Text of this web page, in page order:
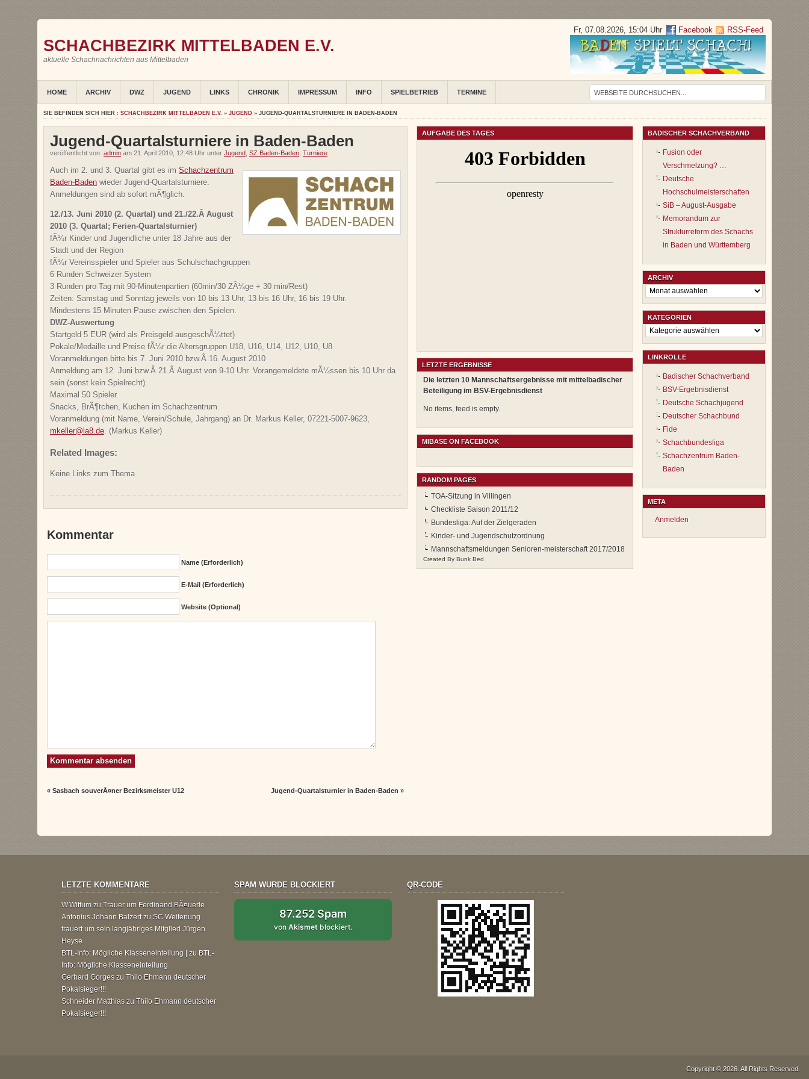
SCHACHBEZIRK MITTELBADEN E.V.
aktuelle Schachnachrichten aus Mittelbaden
Fr, 07.08.2026, 15:04 Uhr Facebook RSS-Feed
HOME ARCHIV DWZ JUGEND LINKS CHRONIK IMPRESSUM INFO SPIELBETRIEB TERMINE
SIE BEFINDEN SICH HIER : SCHACHBEZIRK MITTELBADEN E.V. » JUGEND » JUGEND-QUARTALSTURNIERE IN BADEN-BADEN
Jugend-Quartalsturniere in Baden-Baden
veröffentlicht von: admin am 21. April 2010, 12:48 Uhr unter Jugend, SZ Baden-Baden, Turniere
Auch im 2. und 3. Quartal gibt es im Schachzentrum
Baden-Baden wieder Jugend-Quartalsturniere.
Anmeldungen sind ab sofort mÃ¶glich.
12./13. Juni 2010 (2. Quartal) und 21./22.Â August
2010 (3. Quartal; Ferien-Quartalsturnier)
fÃ¼r Kinder und Jugendliche unter 18 Jahre aus der
Stadt und der Region
fÃ¼r Vereinsspieler und Spieler aus Schulschachgruppen
6 Runden Schweizer System
3 Runden pro Tag mit 90-Minutenpartien (60min/30 ZÃ¼ge + 30 min/Rest)
Zeiten: Samstag und Sonntag jeweils von 10 bis 13 Uhr, 13 bis 16 Uhr, 16 bis 19 Uhr.
Mindestens 15 Minuten Pause zwischen den Spielen.
DWZ-Auswertung
Startgeld 5 EUR (wird als Preisgeld ausgeschÃ¼ttet)
Pokale/Medaille und Preise fÃ¼r die Altersgruppen U18, U16, U14, U12, U10, U8
Voranmeldungen bitte bis 7. Juni 2010 bzw.Â 16. August 2010
Anmeldung am 12. Juni bzw.Â 21.Â August von 9-10 Uhr. Vorangemeldete mÃ¼ssen bis 10 Uhr da
sein (sonst kein Spielrecht).
Maximal 50 Spieler.
Snacks, BrÃ¶tchen, Kuchen im Schachzentrum.
Voranmeldung (mit Name, Verein/Schule, Jahrgang) an Dr. Markus Keller, 07221-5007-9623,
mkeller@la8.de. (Markus Keller)
Related Images:
Keine Links zum Thema
Kommentar
Name (erforderlich)
E-Mail (erforderlich)
Website (Optional)
«Sasbach souverÃ¤ner Bezirksmeister U12 Jugend-Quartalsturnier in Baden-Baden »
AUFGABE DES TAGES
LETZTE ERGEBNISSE
Die letzten 10 Mannschaftsergebnisse mit mittelbadischer
Beteiligung im BSV-Ergebnisdienst
No items, feed is empty.
MIBASE ON FACEBOOK
RANDOM PAGES
TOA-Sitzung in Villingen
Checkliste Saison 2011/12
Bundesliga: Auf der Zielgeraden
Kinder- und Jugendschutzordnung
Mannschaftsmeldungen Senioren-meisterschaft 2017/2018
Created By Bunk Bed
BADISCHER SCHACHVERBAND
Fusion oder
Verschmelzung? …
Deutsche
Hochschulmeisterschaften
SiB – August-Ausgabe
Memorandum zur
Strukturreform des Schachs
in Baden und Württemberg
ARCHIV
Archiv
KATEGORIEN
Kategorien
LINKROLLE
Badischer Schachverband
BSV-Ergebnisdienst
Deutsche Schachjugend
Deutscher Schachbund
Fide
Schachbundesliga
Schachzentrum Baden-
Baden
META
Anmelden
LETZTE KOMMENTARE
W.Wittum zu Trauer um Ferdinand BÃ¤uerle
Antonius Johann Balzertzu SC Weitenung
trauert um sein langjähriges Mitglied Jürgen
Heyse
BTL-Info: Mögliche Klasseneinteilung | zu BTL-
Info: Mögliche Klasseneinteilung
Gerhard Gorges zu Thilo Ehmann deutscher
Pokalsieger!!!
Schneider Matthias zu Thilo Ehmann deutscher
Pokalsieger!!!
SPAM WURDE BLOCKIERT
87.252 Spam
vonAkismet blockiert.
QR-CODE
Copyright © 2026. All Rights Reserved.